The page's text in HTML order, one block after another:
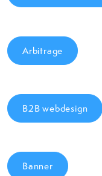
Arbitrage
B2B webdesign
Banner